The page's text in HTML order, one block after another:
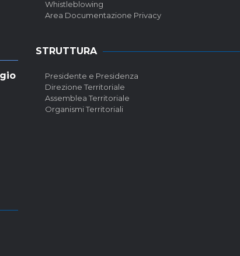
Whistleblowing
Area Documentazione Privacy
STRUTTURA
Presidente e Presidenza
Direzione Territoriale
Assemblea Territoriale
Organismi Territoriali